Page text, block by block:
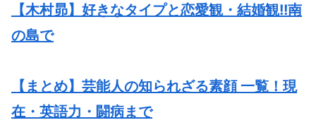
【木村昴】好きなタイプと恋愛観・結婚観!!南
の島で
【まとめ】芸能人の知られざる素顔 一覧！現
在・英語力・闘病まで